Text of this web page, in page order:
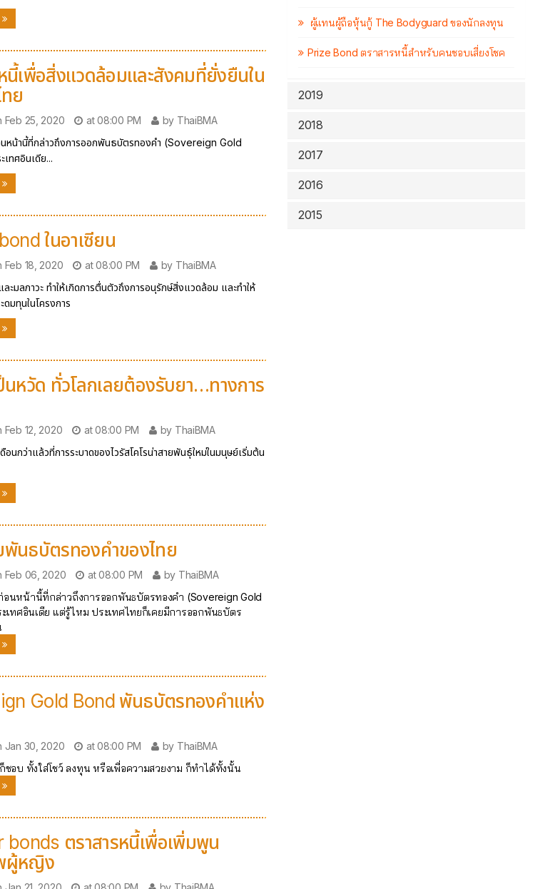
นี้เพื่อสิ่งแวดล้อมและสังคมที่ยั่งยืนใน
ทย
Feb 25, 2020 at 08:00 PM
by ThaiBMA
นหน้านี้ที่กล่าวถึงการออกพันธบัตรทองคำ (Sovereign Gold
ทศอินเดีย...
ในอาเซียน
Feb 18, 2020 at 08:00 PM
by ThaiBMA
ะมลภาวะ ทำให้เกิดการตื่นตัวถึงการอนุรักษ์สิ่งแวดล้อม และทำให้
ดมทุนในโครงการ
นหวัด ทั่วโลกเลยต้องรับยา…ทางการ
Feb 12, 2020 at 08:00 PM
by ThaiBMA
ดือนกว่าแล้วที่การระบาดของไวรัสโคโรน่าสายพันธุ์ใหม่ในมนุษย์เริ่มต้น
นธบัตรทองคำของไทย
Feb 06, 2020 at 08:00 PM
by ThaiBMA
นหน้านี้ที่กล่าวถึงการออกพันธบัตรทองคำ (Sovereign Gold
เทศอินเดีย แต่รู้ไหม ประเทศไทยก็เคยมีการออกพันธบัตร
Gold Bond พันธบัตรทองคำแห่ง
Jan 30, 2020 at 08:00 PM
by ThaiBMA
ชอบ ทั้งใส่โชว์ ลงทุน หรือเพื่อความสวยงาม ก็ทำได้ทั้งนั้น
bonds ตราสารหนี้เพื่อเพิ่มพูน
ผู้หญิง
ผู้แทนผู้ถือหุ้นกู้ The Bodyguard ของนักลงทุน
Prize Bond ตราสารหนี้สำหรับคนชอบเสี่ยงโชค
2019
2018
2017
2016
2015